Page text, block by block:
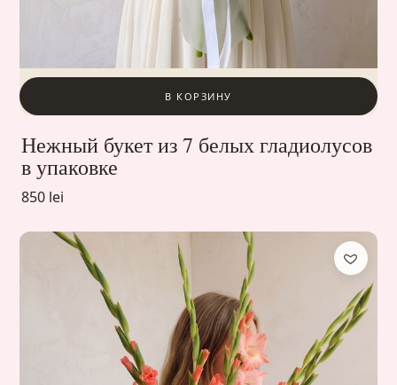
В КОРЗИНУ
Нежный букет из 7 белых гладиолусов
в упаковке
850 lei